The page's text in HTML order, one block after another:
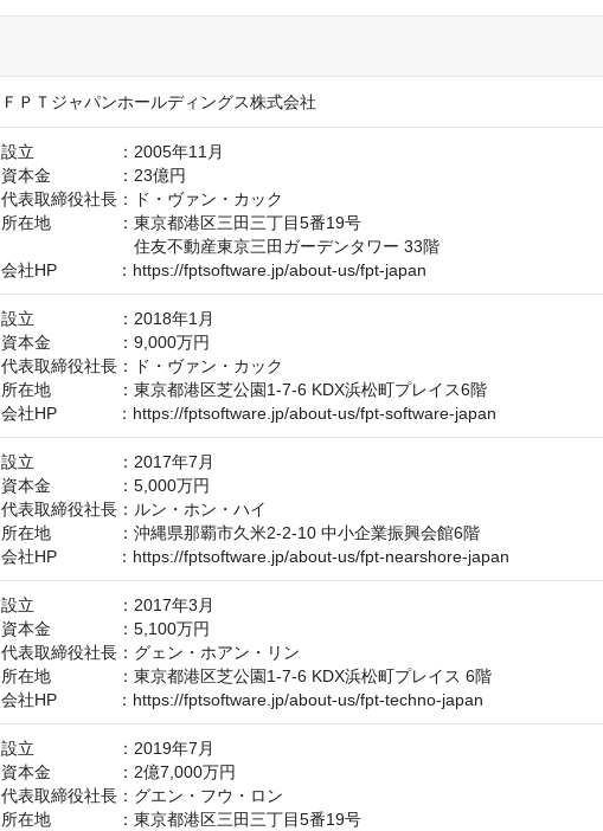
ＦＰＴジャパンホールディングス株式会社
設立　　　　　：2005年11月
資本金　　　　：23億円
代表取締役社長：ド・ヴァン・カック
所在地　　　　：東京都港区三田三丁目5番19号
住友不動産東京三田ガーデンタワー 33階
会社HP　　　  ：https://fptsoftware.jp/about-us/fpt-japan
設立　　　　　：2018年1月
資本金　　　　：9,000万円
代表取締役社長：ド・ヴァン・カック
所在地　　　　：東京都港区芝公園1-7-6 KDX浜松町プレイス6階
会社HP　　　  ：https://fptsoftware.jp/about-us/fpt-software-japan
設立　　　　　：2017年7月
資本金　　　　：5,000万円
代表取締役社長：ルン・ホン・ハイ
所在地　　　　：沖縄県那覇市久米2-2-10 中小企業振興会館6階
会社HP　　　  ：https://fptsoftware.jp/about-us/fpt-nearshore-japan
設立　　　　　：2017年3月
資本金　　　　：5,100万円
代表取締役社長：グェン・ホアン・リン
所在地　　　　：東京都港区芝公園1-7-6 KDX浜松町プレイス 6階
会社HP　　　  ：https://fptsoftware.jp/about-us/fpt-techno-japan
設立　　　　　：2019年7月
資本金　　　　：2億7,000万円
代表取締役社長：グエン・フウ・ロン
所在地　　　　：東京都港区三田三丁目5番19号